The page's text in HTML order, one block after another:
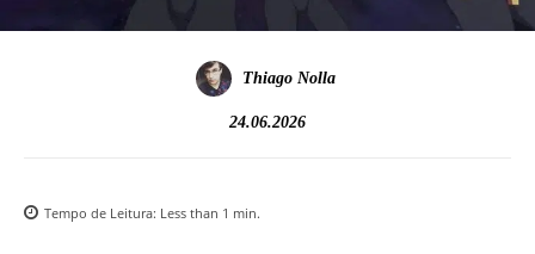
Thiago Nolla
24.06.2026
Tempo de Leitura: Less than 1 min.